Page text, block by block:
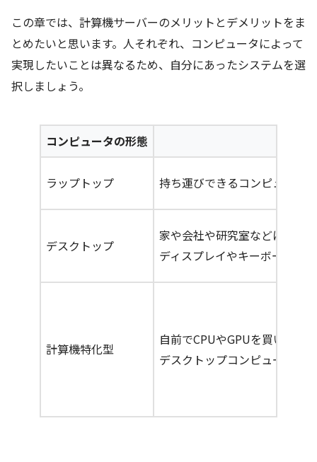
この章では、計算機サーバーのメリットとデメリットをま
とめたいと思います。人それぞれ、コンピュータによって
実現したいことは異なるため、自分にあったシステムを選
択しましょう。
コンピュータの形態
ラップトップ 持ち運びできるコンピュータ
デスクトップ
家や会社や研究室などに固定
ディスプレイやキーボードな
計算機特化型
自前でCPUやGPUを買い揃え
デスクトップコンピュータを